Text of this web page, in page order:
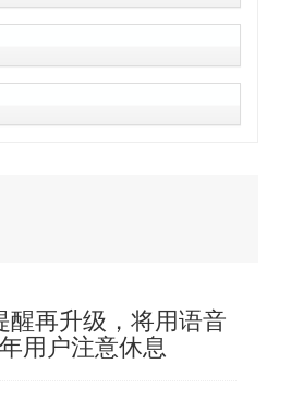
醒再升级，将用语音
用户注意休息